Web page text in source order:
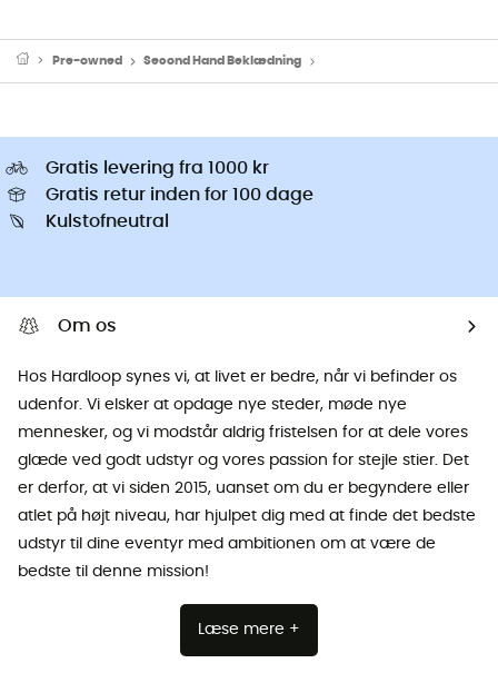
Pre-owned Second Hand Beklædning
Gratis levering fra 1000 kr
Gratis retur inden for 100 dage
Kulstofneutral
Om os
Hos Hardloop synes vi, at livet er bedre, når vi befinder os
udenfor. Vi elsker at opdage nye steder, møde nye
mennesker, og vi modstår aldrig fristelsen for at dele vores
glæde ved godt udstyr og vores passion for stejle stier. Det
er derfor, at vi siden 2015, uanset om du er begyndere eller
atlet på højt niveau, har hjulpet dig med at finde det bedste
udstyr til dine eventyr med ambitionen om at være de
bedste til denne mission!
Læse mere +